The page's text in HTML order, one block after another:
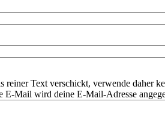
reiner Text verschickt, verwende daher
E-Mail wird deine E-Mail-Adresse